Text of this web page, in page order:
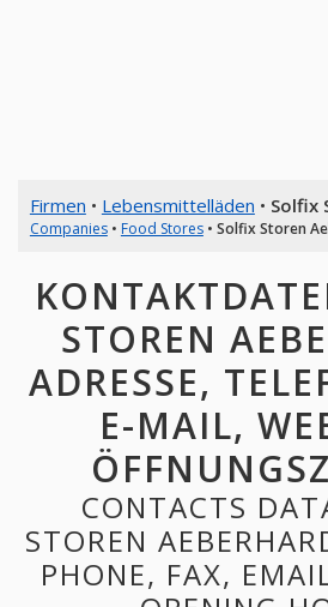
Firmen • Lebensmittelläden • Solfix
Companies• Food Stores• Solfix Storen
STOREN
ADRESSE,
E-MAIL,
CONTACTS
STOREN
PHONE, FAX,